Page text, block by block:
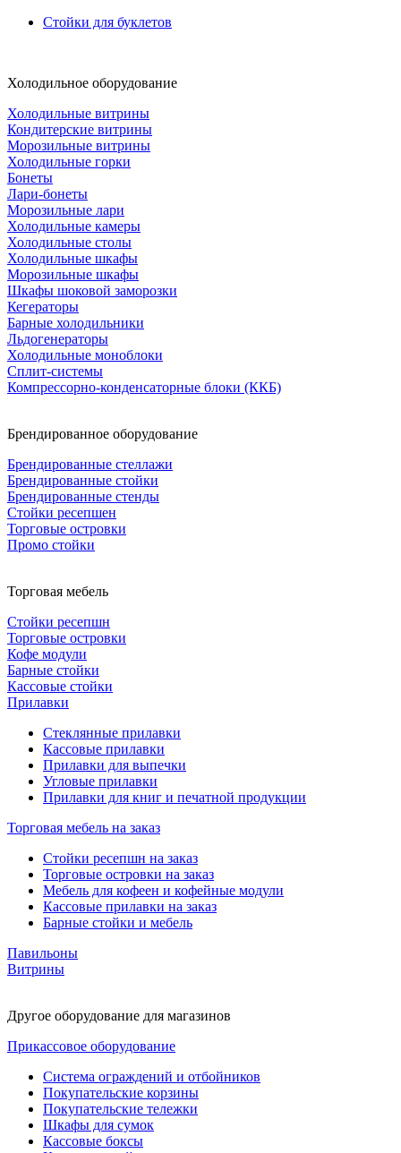
Стойки для буклетов
Холодильное оборудование
Холодильные витрины
Кондитерские витрины
Морозильные витрины
Холодильные горки
Бонеты
Лари-бонеты
Морозильные лари
Холодильные камеры
Холодильные столы
Холодильные шкафы
Морозильные шкафы
Шкафы шоковой заморозки
Кегераторы
Барные холодильники
Льдогенераторы
Холодильные моноблоки
Сплит-системы
Компрессорно-конденсаторные блоки (ККБ)
Брендированное оборудование
Брендированные стеллажи
Брендированные стойки
Брендированные стенды
Стойки ресепшен
Торговые островки
Промо стойки
Торговая мебель
Стойки ресепшн
Торговые островки
Кофе модули
Барные стойки
Кассовые стойки
Прилавки
Стеклянные прилавки
Кассовые прилавки
Прилавки для выпечки
Угловые прилавки
Прилавки для книг и печатной продукции
Торговая мебель на заказ
Стойки ресепшн на заказ
Торговые островки на заказ
Мебель для кофеен и кофейные модули
Кассовые прилавки на заказ
Барные стойки и мебель
Павильоны
Витрины
Другое оборудование для магазинов
Прикассовое оборудование
Система ограждений и отбойников
Покупательские корзины
Покупательские тележки
Шкафы для сумок
Кассовые боксы